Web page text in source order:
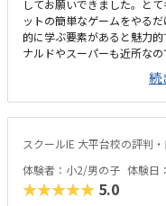
してお願いできました。と
ットの簡単なゲームをやる
的に学ぶ要素があると魅力
ナルドやスーパーも近所な
さは感じますが、清潔感は
ットではなくちゃんとした
要素が強いカリキュラムに
材費のようなものを含める
続
スクールIE 大平台校の評判
体験者：小2/男の子 体験日
★★★★★ 5.0